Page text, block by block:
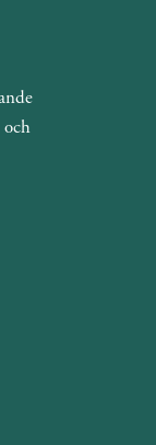
och